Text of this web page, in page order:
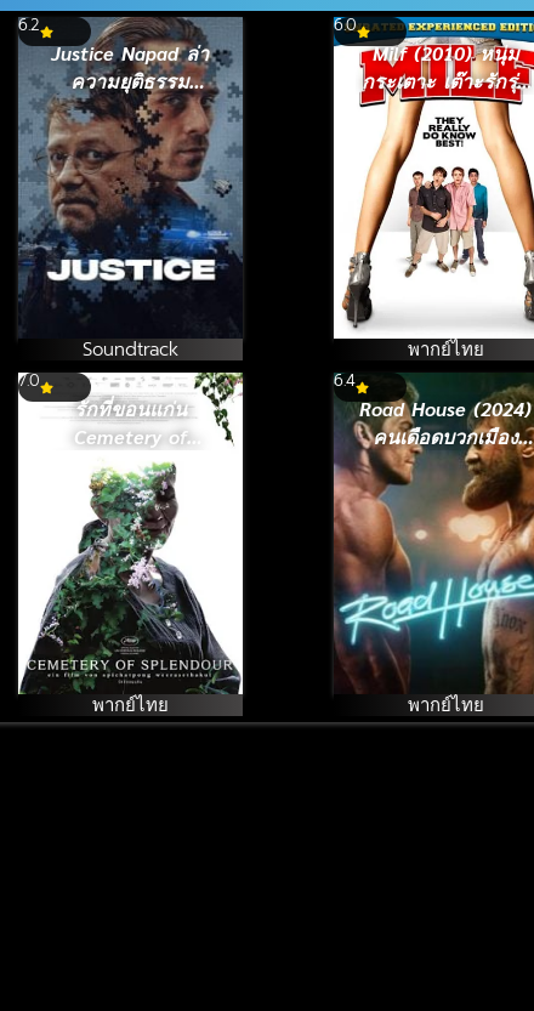
6.2
Justice Napad ล่า
ความยุติธรรม
(2024)
Soundtrack
6.0
Milf (2010) หนุ่ม
กระเตาะ เต๊าะรักรุ่น
เดอะ
พากย์ไทย
7.0
รักที่ขอนแก่น
Cemetery of
Splendor (2015)
พากย์ไทย
6.4
Road House (2024)
คนเดือดบวกเมือง
เถื่อน
พากย์ไทย